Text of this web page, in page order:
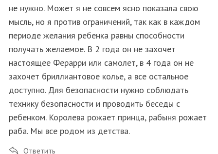
не нужно. Может я не совсем ясно показала свою
мысль, но я против ограничений, так как в каждом
периоде желания ребенка равны способности
получать желаемое. В 2 года он не захочет
настоящее Ферарри или самолет, в 4 года он не
захочет бриллиантовое колье, а все остальное
доступно. Для безопасности нужно соблюдать
технику безопасности и проводить беседы с
ребенком. Королева рожает принца, рабыня рожает
раба. Мы все родом из детства.
Ответить